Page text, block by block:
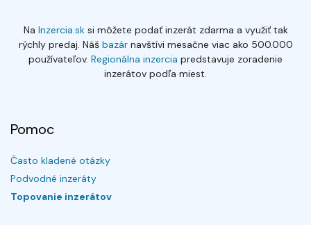
Na Inzercia.sksi môžete podať inzerát zdarma a využiť tak
rýchly predaj. Náš bazárnavštívi mesačne viac ako 500.000
používateľov. Regionálna inzercia predstavuje zoradenie
inzerátov podľa miest.
Pomoc
Často kladené otázky
Podvodné inzeráty
Topovanie inzerátov